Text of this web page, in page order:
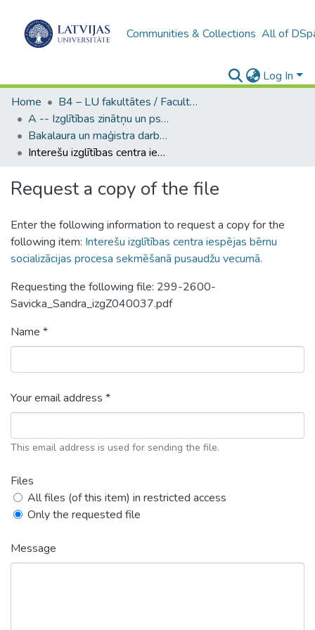
Communities & Collections All of
Log In
Home
B4 – LU fakultātes / Faculties of the UL
A -- Izglītības zinātņu un psiholoģijas fakultāte / Faculty of Education Sciences and Psychology
Bakalaura un maģistra darbi (PPMF) / Bachelor's and Master's theses
Interešu izglītības centra iespējas bērnu socializācijas procesa sekmēšanā pusaudžu vecumā.
Request a copy of the file
Enter the following information to request a copy for the
following item: Interešu izglītības centra iespējas bērnu
socializācijas procesa sekmēšanā pusaudžu vecumā.
Requesting the following file: 299-2600-
Savicka_Sandra_izgZ040037.pdf
Name *
Your email address *
This email address is used for sending the file.
Files
All files (of this item) in restricted access
Only the requested file
Message